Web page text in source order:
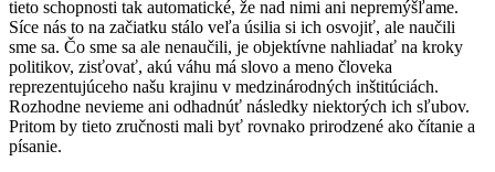
tieto schopnosti tak automatické, že nad nimi ani nepremýšľame.
Síce nás to na začiatku stálo veľa úsilia si ich osvojiť, ale naučili
sme sa. Čo sme sa ale nenaučili, je objektívne nahliadať na kroky
politikov, zisťovať, akú váhu má slovo a meno človeka
reprezentujúceho našu krajinu v medzinárodných inštitúciách.
Rozhodne nevieme ani odhadnúť následky niektorých ich sľubov.
Pritom by tieto zručnosti mali byť rovnako prirodzené ako čítanie a
písanie.